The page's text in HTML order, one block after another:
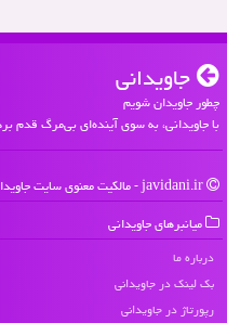
جاویدانی
چطور جاویدان شویم
با جاویدانی، به سوی آینده‌ای بی‌مرگ قدم
میانبرهای جاویدانی
درباره ما
بک لینک در جاویدانی
رپورتاژ در جاویدانی